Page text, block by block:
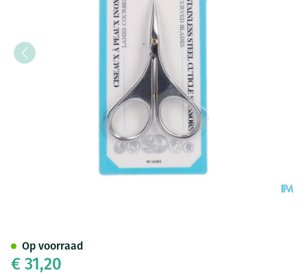
€ 31,20
Op voorraad